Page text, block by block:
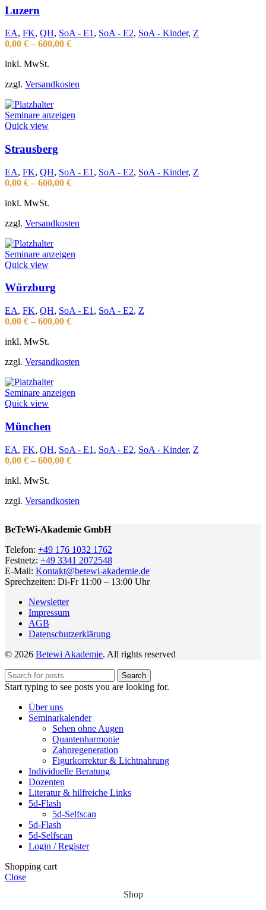
Luzern
EA, FK, QH, SoA - E1 , SoA - E2, SoA - Kinder, Z
0,00 € – 600,00 €
inkl. MwSt.
zzgl. Versandkosten
Seminare anzeigen
Quick view
Strausberg
EA, FK, QH, SoA - E1 , SoA - E2, SoA - Kinder, Z
0,00 € – 600,00 €
inkl. MwSt.
zzgl. Versandkosten
Seminare anzeigen
Quick view
Würzburg
EA, FK, QH, SoA - E1 , SoA - E2, Z
0,00 € – 600,00 €
inkl. MwSt.
zzgl. Versandkosten
Seminare anzeigen
Quick view
München
EA, FK, QH, SoA - E1 , SoA - E2, SoA - Kinder, Z
0,00 € – 600,00 €
inkl. MwSt.
zzgl. Versandkosten
BeTeWi-Akademie GmbH
Telefon: +49 176 1032 1762
Festnetz: +49 3341 2072548
E-Mail: Kontakt@betewi-akademie.de
Sprechzeiten: Di-Fr 11:00 – 13:00 Uhr
Newsletter
Impressum
AGB
Datenschutzerklärung
© 2026 Betewi Akademie. All rights reserved
Search
Start typing to see posts you are looking for.
Über uns
Seminarkalender
Sehen ohne Augen
Quantenharmonie
Zahnregeneration
Figurkorrektur & Lichtnahrung
Individuelle Beratung
Dozenten
Literatur & hilfreiche Links
5d-Flash
5d-Selfscan
5d-Flash
5d-Selfscan
Login / Register
Shopping cart
Close
Shop